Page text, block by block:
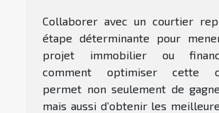
Collaborer avec un courtier
étape déterminante pour
projet immobilier ou
comment optimiser cette
permet non seulement de
mais aussi d’obtenir les